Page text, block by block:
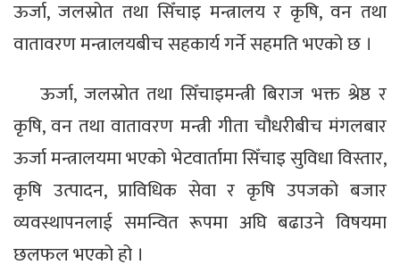
ऊर्जा, जलस्रोत तथा सिँचाइ मन्त्रालय र कृषि, वन तथा
वातावरण मन्त्रालयबीच सहकार्य गर्ने सहमति भएको छ ।
ऊर्जा, जलस्रोत तथा सिँचाइमन्त्री बिराज भक्त श्रेष्ठ र
कृषि, वन तथा वातावरण मन्त्री गीता चौधरीबीच मंगलबार
ऊर्जा मन्त्रालयमा भएको भेटवार्तामा सिँचाइ सुविधा विस्तार,
कृषि उत्पादन, प्राविधिक सेवा र कृषि उपजको बजार
व्यवस्थापनलाई समन्वित रूपमा अघि बढाउने विषयमा
छलफल भएको हो ।